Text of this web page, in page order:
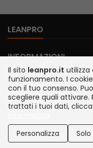
LEANPRO
INFORMAZIONI
©2026 TEMA S.r.l. Legnano
SDI
Sviluppato da
IL MIO ACCOUNT
FILO DIRETTO
Il sito leanpro.it utilizza
funzionamento. I
con il tuo consenso.
scegliere quali
trattati i tuoi dati, clicca
Personalizza